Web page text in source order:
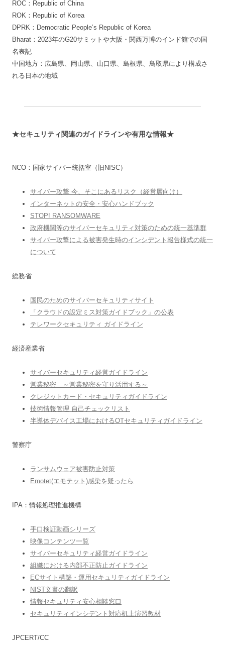
ROC：Republic of China
ROK：Republic of Korea
DPRK：Democratic People’s Republic of Korea
Bharat：2023年のG20サミットや大阪・関西万博のインド館での国
名表記
中国地方：広島県、岡山県、山口県、島根県、鳥取県により構成さ
れる日本の地域
★セキュリティ関連のガイドラインや有用な情報★
NCO：国家サイバー統括室（旧NISC）
サイバー攻撃 今、そこにあるリスク（経営層向け）
インターネットの安全・安心ハンドブック
STOP! RANSOMWARE
政府機関等のサイバーセキュリティ対策のための統一基準群
サイバー攻撃による被害発生時のインシデント報告様式の統一
について
総務省
国民のためのサイバーセキュリティサイト
「クラウドの設定ミス対策ガイドブック」の公表
テレワークセキュリティ ガイドライン
経済産業省
サイバーセキュリティ経営ガイドライン
営業秘密 ～営業秘密を守り活用する～
クレジットカード・セキュリティガイドライン
技術情報管理 自己チェックリスト
半導体デバイス工場におけるOTセキュリティガイドライン
警察庁
ランサムウェア被害防止対策
Emotet(エモテット)感染を疑ったら
IPA：情報処理推進機構
手口検証動画シリーズ
映像コンテンツ一覧
サイバーセキュリティ経営ガイドライン
組織における内部不正防止ガイドライン
ECサイト構築・運用セキュリティガイドライン
NIST文書の翻訳
情報セキュリティ安心相談窓口
セキュリティインシデント対応机上演習教材
JPCERT/CC